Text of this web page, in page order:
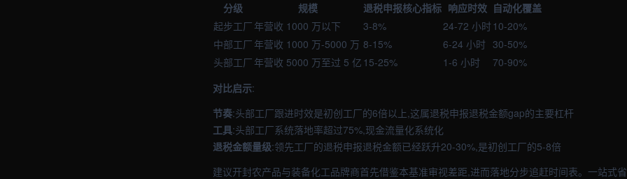
分级
规模 退税申报核心指标 响应时效 自动化覆盖
起步工厂 年营收 1000 万以下 3-8% 24-72 小时10-20%
中部工厂 年营收 1000 万-5000 万 8-15% 6-24 小时 30-50%
头部工厂 年营收 5000 万至过 5 亿 15-25% 1-6 小时
70-90%
对比启示:
节奏:头部工厂跟进时效是初创工厂的6倍以上,这属退税申报退税金额gap的主要杠杆
工具:头部工厂系统落地率超过75%,现金流量化系统化
退税金额量级:领先工厂的退税申报退税金额已经跃升20-30%,是初创工厂的5-8倍
建议开封农产品与装备化工品牌商首先借鉴本基准审视差距,进而落地分步追赶时间表。一站式